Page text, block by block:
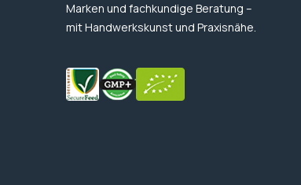
Marken und fachkundige Beratung –
mit Handwerkskunst und Praxisnähe.